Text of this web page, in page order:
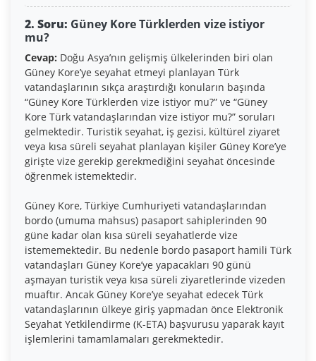
2. Soru: Güney Kore Türklerden vize istiyor
mu?
Cevap: Doğu Asya’nın gelişmiş ülkelerinden biri olan
Güney Kore’ye seyahat etmeyi planlayan Türk
vatandaşlarının sıkça araştırdığı konuların başında
“Güney Kore Türklerden vize istiyor mu?” ve “Güney
Kore Türk vatandaşlarından vize istiyor mu?” soruları
gelmektedir. Turistik seyahat, iş gezisi, kültürel ziyaret
veya kısa süreli seyahat planlayan kişiler Güney Kore’ye
girişte vize gerekip gerekmediğini seyahat öncesinde
öğrenmek istemektedir.
Güney Kore, Türkiye Cumhuriyeti vatandaşlarından
bordo (umuma mahsus) pasaport sahiplerinden 90
güne kadar olan kısa süreli seyahatlerde vize
istememektedir. Bu nedenle bordo pasaport hamili Türk
vatandaşları Güney Kore’ye yapacakları 90 günü
aşmayan turistik veya kısa süreli ziyaretlerinde vizeden
muaftır. Ancak Güney Kore’ye seyahat edecek Türk
vatandaşlarının ülkeye giriş yapmadan önce Elektronik
Seyahat Yetkilendirme (K-ETA) başvurusu yaparak kayıt
işlemlerini tamamlamaları gerekmektedir.